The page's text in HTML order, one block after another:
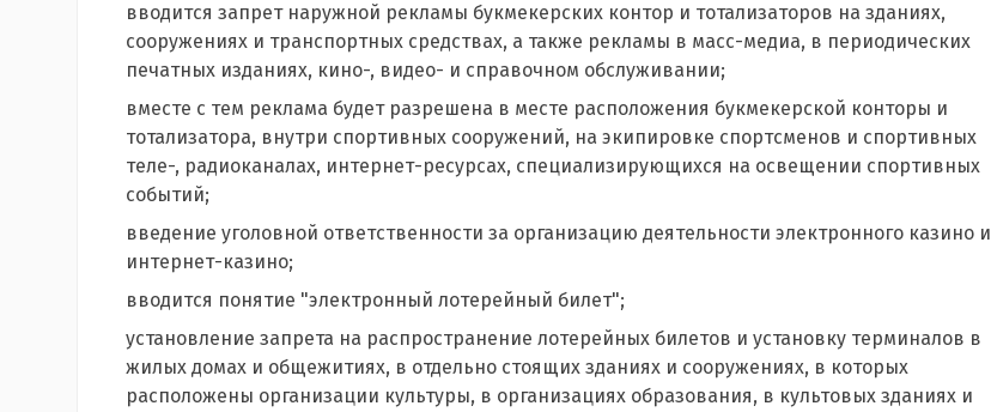
вводится запрет наружной рекламы букмекерских контор и тотализаторов на зданиях,
сооружениях и транспортных средствах, а также рекламы в масс-медиа, в периодических
печатных изданиях, кино-, видео- и справочном обслуживании;
вместе с тем реклама будет разрешена в месте расположения букмекерской конторы и
тотализатора, внутри спортивных сооружений, на экипировке спортсменов и спортивных
теле-, радиоканалах, интернет-ресурсах, специализирующихся на освещении спортивных
событий;
введение уголовной ответственности за организацию деятельности электронного казино и
интернет-казино;
вводится понятие "электронный лотерейный билет";
установление запрета на распространение лотерейных билетов и установку терминалов в
жилых домах и общежитиях, в отдельно стоящих зданиях и сооружениях, в которых
расположены организации культуры, в организациях образования, в культовых зданиях и